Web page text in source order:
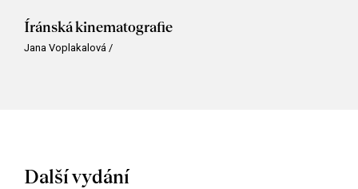
Íránská kinematografie
Jana Voplakalová /
Další vydání